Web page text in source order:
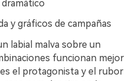
y gráficos de campañas
labial malva sobre un
funcionan mejor
el protagonista y el rubor